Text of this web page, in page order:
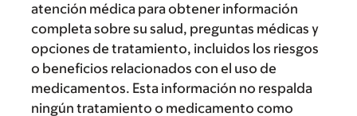
atención médica para obtener información
completa sobre su salud, preguntas médicas y
opciones de tratamiento, incluidos los riesgos
o beneficios relacionados con el uso de
medicamentos. Esta información no respalda
ningún tratamiento o medicamento como